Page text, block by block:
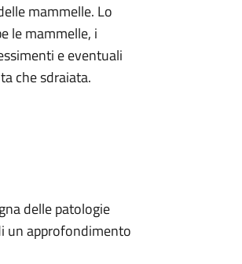
mammelle. Lo
le mammelle, i
e eventuali
che sdraiata.
delle patologie
un approfondimento